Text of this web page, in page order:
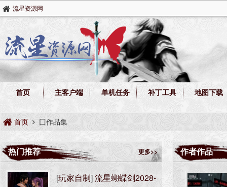
流星资源网
首页 主客户端 单机任务 补丁工具 地图下载
首页 囗作品集
作者作品
热门推荐 更多>>
[玩家自制]流星蝴蝶剑2028-